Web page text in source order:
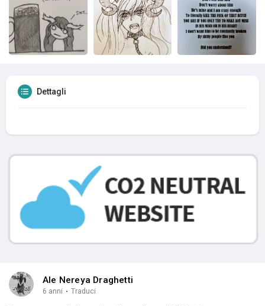
Dettagli
Ale Nereya Draghetti
6 anni · Traduci